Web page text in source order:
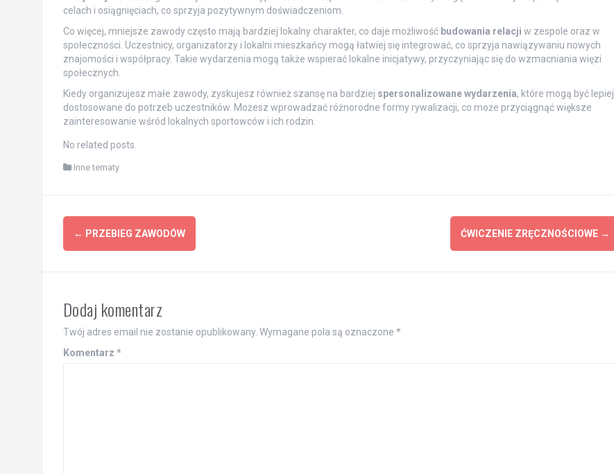
celach i osiągnięciach, co sprzyja pozytywnym doświadczeniom.
Co więcej, mniejsze zawody często mają bardziej lokalny charakter, co daje możliwość budowania relacji w zespole oraz w
społeczności. Uczestnicy, organizatorzy i lokalni mieszkańcy mogą łatwiej się integrować, co sprzyja nawiązywaniu nowych
znajomości i współpracy. Takie wydarzenia mogą także wspierać lokalne inicjatywy, przyczyniając się do wzmacniania więzi
społecznych.
Kiedy organizujesz małe zawody, zyskujesz również szansę na bardziej spersonalizowane wydarzenia, które mogą być lepiej
dostosowane do potrzeb uczestników. Możesz wprowadzać różnorodne formy rywalizacji, co może przyciągnąć większe
zainteresowanie wśród lokalnych sportowców i ich rodzin.
No related posts.
Inne tematy
Post
navigation
← PRZEBIEG ZAWODÓW ĆWICZENIE ZRĘCZNOŚCIOWE →
Dodaj komentarz
Twój adres email nie zostanie opublikowany. Wymagane pola są oznaczone *
Komentarz *